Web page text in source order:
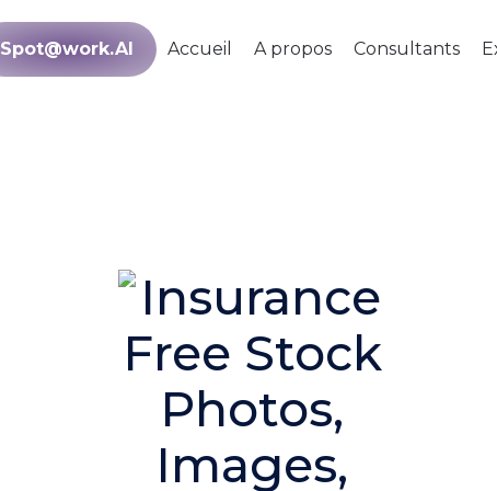
Spot@work.AI Accueil A propos Consultants